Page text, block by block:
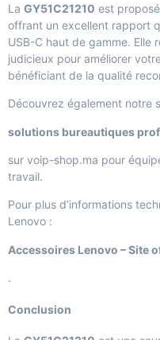
La GY51C21210 est
offrant un excellent rapport
USB-C haut de gamme. Elle
judicieux pour améliorer
bénéficiant de la qualité
Découvrez également notre
solutions bureautiques
sur voip-shop.ma pour
travail.
Pour plus d’informations
Lenovo :
Accessoires Lenovo – Site
.
Conclusion